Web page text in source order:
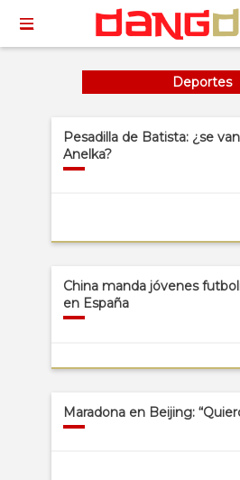
Deportes
Pesadilla de Batista: ¿se
Anelka?
China manda jóvenes
en España
Maradona en Beijing: